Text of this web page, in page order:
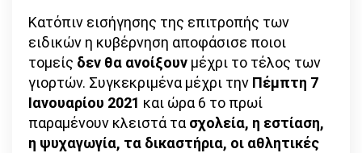
Κατόπιν εισήγησης της επιτροπής των
ειδικών η κυβέρνηση αποφάσισε ποιοι
τομείς δεν θα ανοίξουν μέχρι το τέλος των
γιορτών. Συγκεκριμένα μέχρι την Πέμπτη 7
Ιανουαρίου 2021 και ώρα 6 το πρωί
παραμένουν κλειστά τα σχολεία, η εστίαση,
η ψυχαγωγία, τα δικαστήρια, οι αθλητικές